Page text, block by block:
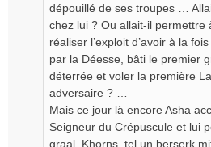
dépouillé de ses troupes …
chez lui ? Ou allait-il permettre
réaliser l’exploit d’avoir à la
par la Déesse, bâti le premier
déterrée et voler la première
adversaire ? …
Mais ce jour là encore Asha
Seigneur du Crépuscule et lui
graal. Khorns, tel un berserk